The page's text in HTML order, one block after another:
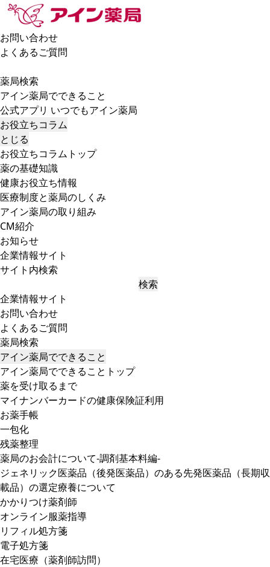
お問い合わせ
よくあるご質問
薬局検索
アイン薬局でできること
公式アプリ いつでもアイン薬局
お役立ちコラム
とじる
お役立ちコラムトップ
薬の基礎知識
健康お役立ち情報
医療制度と薬局のしくみ
アイン薬局の取り組み
CM紹介
お知らせ
企業情報サイト
サイト内検索
検索
企業情報サイト
お問い合わせ
よくあるご質問
薬局検索
アイン薬局でできること
アイン薬局でできることトップ
薬を受け取るまで
マイナンバーカードの健康保険証利用
お薬手帳
一包化
残薬整理
薬局のお会計について-調剤基本料編-
ジェネリック医薬品（後発医薬品）のある先発医薬品（長期収
載品）の選定療養について
かかりつけ薬剤師
オンライン服薬指導
リフィル処方箋
電子処方箋
在宅医療（薬剤師訪問）